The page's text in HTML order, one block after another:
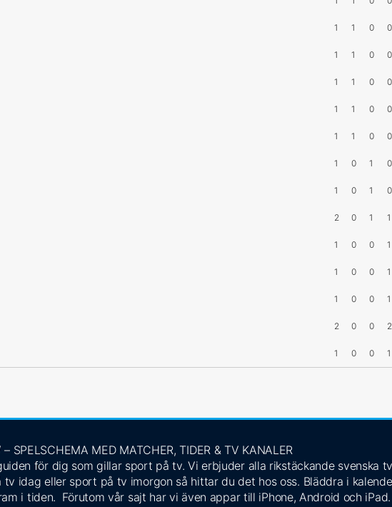
1 1 0 0
1 1 0 0
1 1 0 0
1 1 0 0
1 1 0 0
1 0 1 0
1 0 1 0
2 0 1 1
1 0 0 1
1 0 0 1
1 0 0 1
2 0 0 2
1 0 0 1
– SPELSCHEMA MED MATCHER, TIDER & TV KANALER
för dig som gillar sport på tv. Vi erbjuder alla rikstäckande svenska
idag eller sport på tv imorgon så hittar du det hos oss. Bläddra i
i tiden. Förutom vår sajt har vi även appar till iPhone, Android och iPad.